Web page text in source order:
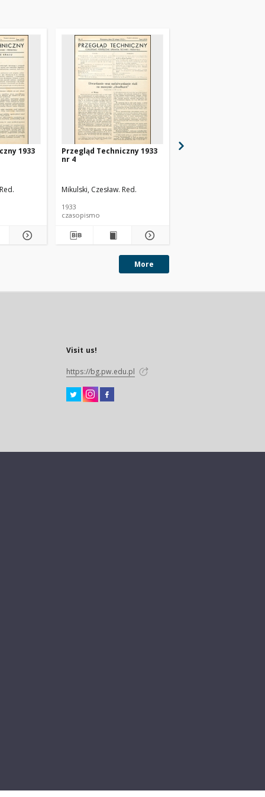
1933
Przegląd Techniczny 1933
nr 4
Mikulski, Czesław. Red.
1933
czasopismo
More
Visit us!
https://bg.pw.edu.pl